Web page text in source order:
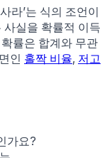
라’는 식의 조언이
실을 확률적 이득
률은 합계와 무관
인 홀짝 비율, 저고
가요?